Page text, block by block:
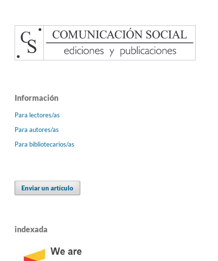
Información
Para lectores/as
Para autores/as
Para bibliotecarios/as
Enviar un artículo
indexada